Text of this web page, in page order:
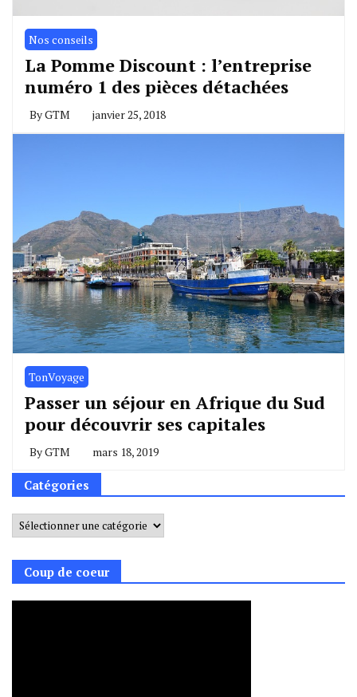
Nos conseils
La Pomme Discount : l’entreprise
numéro 1 des pièces détachées
ByGTM janvier 25, 2018
TonVoyage
Passer un séjour en Afrique du Sud
pour découvrir ses capitales
ByGTM mars 18, 2019
Catégories
Catégories
Coup de coeur